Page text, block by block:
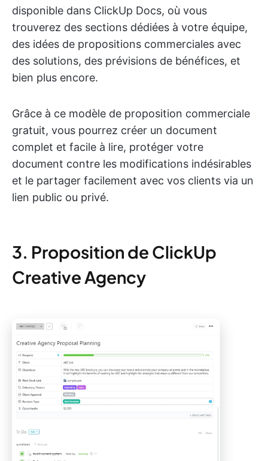
disponible dans ClickUp Docs, où vous
trouverez des sections dédiées à votre équipe,
des idées de propositions commerciales avec
des solutions, des prévisions de bénéfices, et
bien plus encore.
Grâce à ce modèle de proposition commerciale
gratuit, vous pourrez créer un document
complet et facile à lire, protéger votre
document contre les modifications indésirables
et le partager facilement avec vos clients via un
lien public ou privé.
3. Proposition de ClickUp
Creative Agency